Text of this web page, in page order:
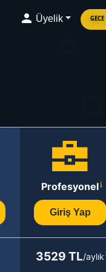
Üyelik GECE
Profesyonel
Giriş Yap
3529 TL/aylık